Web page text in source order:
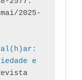
2025-
e